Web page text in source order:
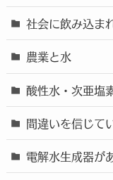
社会に飲み込ま
農業と水
酸性水・次亜塩
間違いを信じて
電解水生成器が